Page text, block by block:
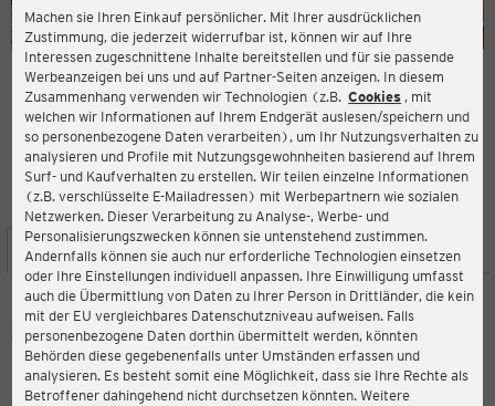
Machen sie Ihren Einkauf persönlicher. Mit Ihrer ausdrücklichen
Zustimmung, die jederzeit widerrufbar ist, können wir auf Ihre
Interessen zugeschnittene Inhalte bereitstellen und für sie passende
Werbeanzeigen bei uns und auf Partner-Seiten anzeigen. In diesem
Zusammenhang verwenden wir Technologien (z.B. Cookies , mit
welchen wir Informationen auf Ihrem Endgerät auslesen/speichern und
so personenbezogene Daten verarbeiten), um Ihr Nutzungsverhalten zu
analysieren und Profile mit Nutzungsgewohnheiten basierend auf Ihrem
Surf- und Kaufverhalten zu erstellen. Wir teilen einzelne Informationen
(z.B. verschlüsselte E-Mailadressen) mit Werbepartnern wie sozialen
Netzwerken. Dieser Verarbeitung zu Analyse-, Werbe- und
Personalisierungszwecken können sie untenstehend zustimmen.
Andernfalls können sie auch nur erforderliche Technologien einsetzen
oder Ihre Einstellungen individuell anpassen. Ihre Einwilligung umfasst
auch die Übermittlung von Daten zu Ihrer Person in Drittländer, die kein
mit der EU vergleichbares Datenschutzniveau aufweisen. Falls
personenbezogene Daten dorthin übermittelt werden, könnten
Behörden diese gegebenenfalls unter Umständen erfassen und
analysieren. Es besteht somit eine Möglichkeit, dass sie Ihre Rechte als
Betroffener dahingehend nicht durchsetzen könnten. Weitere
ERNSTING'S FAMILY FILIALE
Am Aicher Feld 16
84032 Altdorf
4,4
Bewertung:
STANDORT SERVICES SORTIMENT AKTIONEN
Ernsting's family
Am Aicher Feld 16, 84032 Altdorf